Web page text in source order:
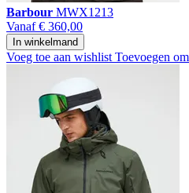
Barbour MWX1213
Vanaf € 360,00
In winkelmand
Voeg toe aan wishlist Toevoegen